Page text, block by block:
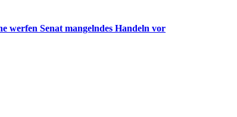
werfen Senat mangelndes Handeln vor